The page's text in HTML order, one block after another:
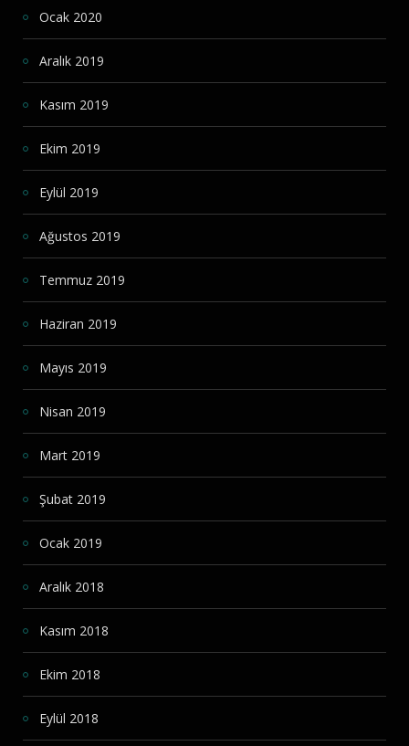
Ocak 2020
Aralık 2019
Kasım 2019
Ekim 2019
Eylül 2019
Ağustos 2019
Temmuz 2019
Haziran 2019
Mayıs 2019
Nisan 2019
Mart 2019
Şubat 2019
Ocak 2019
Aralık 2018
Kasım 2018
Ekim 2018
Eylül 2018